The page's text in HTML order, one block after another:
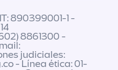
890399001-1 -
8861300 -
judiciales:
- Línea ética: 01-